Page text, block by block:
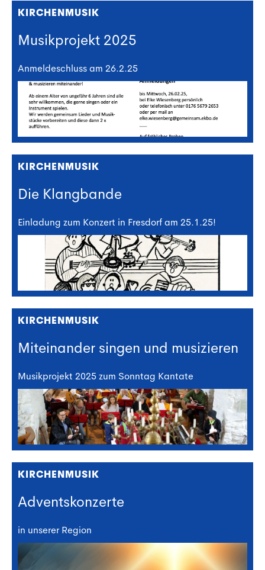
KIRCHENMUSIK
Musikprojekt 2025
Anmeldeschluss am 26.2.25
KIRCHENMUSIK
Die Klangbande
Einladung zum Konzert in Fresdorf am 25.1.25!
KIRCHENMUSIK
Miteinander singen und musizieren
Musikprojekt 2025 zum Sonntag Kantate
KIRCHENMUSIK
Adventskonzerte
in unserer Region